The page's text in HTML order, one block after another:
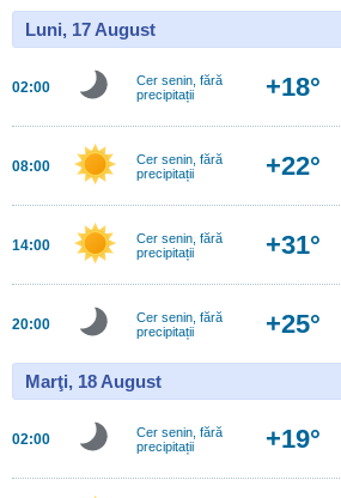
Luni, 17 August
02:00
Cer senin, fără
precipitații
+18°
08:00
Cer senin, fără
precipitații
+22°
14:00
Cer senin, fără
precipitații
+31°
20:00
Cer senin, fără
precipitații
+25°
Marţi, 18 August
02:00
Cer senin, fără
precipitații
+19°